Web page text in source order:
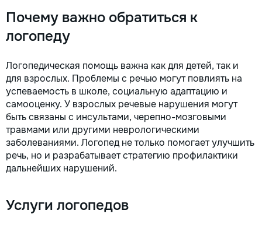
gratuit Consultanță profesională
Soluții pentru orice buget
Reparații executate la timp și cu
responsabilitate. Transformăm
moderne și funcționale! Calitatea
noastră – liniștea și confortul
dumneavoastră!
Почему важно обратиться к
логопеду
Логопедическая помощь важна как для детей, так и
для взрослых. Проблемы с речью могут повлиять на
успеваемость в школе, социальную адаптацию и
самооценку. У взрослых речевые нарушения могут
быть связаны с инсультами, черепно-мозговыми
травмами или другими неврологическими
заболеваниями. Логопед не только помогает улучшить
речь, но и разрабатывает стратегию профилактики
дальнейших нарушений.
Услуги логопедов